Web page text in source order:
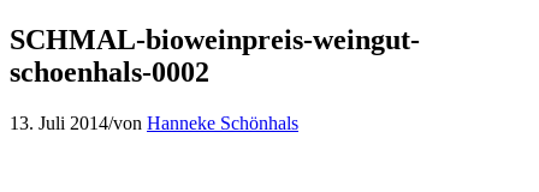
SCHMAL-bioweinpreis-weingut-
schoenhals-0002
13. Juli 2014/von Hanneke Schönhals